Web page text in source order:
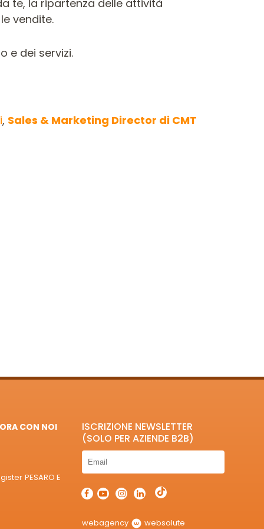
te, la ripartenza delle attività
vendite.
e dei servizi.
, Sales & Marketing Director di CMT
CON NOI
PESARO E
ISCRIZIONE NEWSLETTER
(SOLO PER AZIENDE B2B)
webagency websolute